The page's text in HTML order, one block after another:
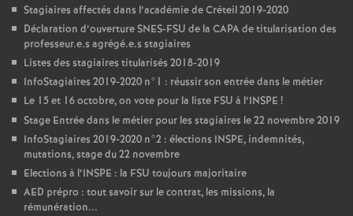
Stagiaires affectés dans l’académie de Créteil 2019-2020
Déclaration d’ouvertureSNES-FSU de la CAPAde titularisation des
professeur.e.s agrégé.e.s stagiaires
Listes des stagiaires titularisés 2018-2019
InfoStagiaires 2019-2020 n°1 : réussir son entrée dans le métier
Le 15 et 16 octobre, on vote pour la liste FSU à l’INSPE !
Stage Entrée dans le métier pour les stagiaires le 22 novembre 2019
InfoStagiaires 2019-2020 n°2 : élections INSPE, indemnités,
mutations, stage du 22 novembre
Elections à l’INSPE : la FSU toujours majoritaire
AED prépro : tout savoir sur le contrat, les missions, la
rémunération...